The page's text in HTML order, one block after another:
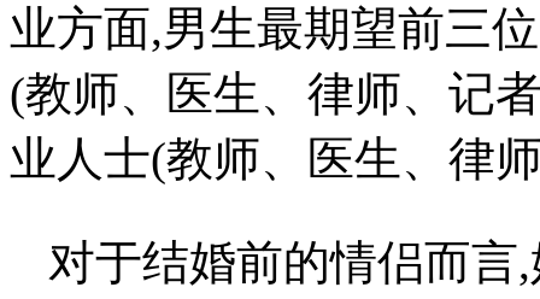
业方面,男生最期望前三
(教师、医生、律师、记
业人士(教师、医生、律
对于结婚前的情侣而